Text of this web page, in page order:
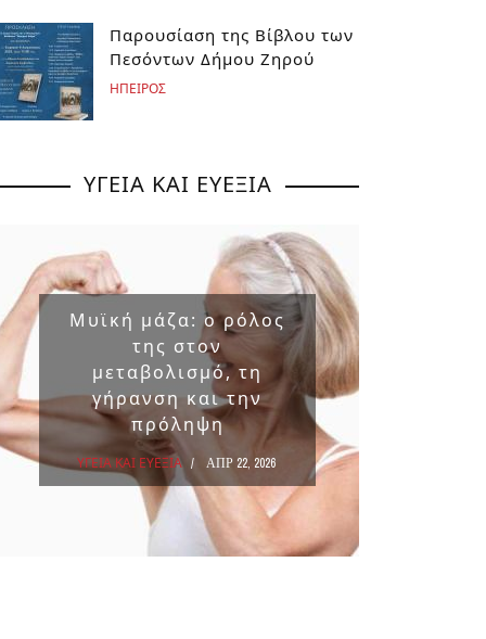
Παρουσίαση της Βίβλου των
Πεσόντων Δήμου Ζηρού
ΗΠΕΙΡΟΣ
ΥΓΕΙΑ ΚΑΙ ΕΥΕΞΙΑ
Μυϊκή μάζα: ο ρόλος
της στον
μεταβολισμό, τη
γήρανση και την
πρόληψη
ΥΓΕΙΑ ΚΑΙ ΕΥΕΞΙΑ ΑΠΡ 22, 2026